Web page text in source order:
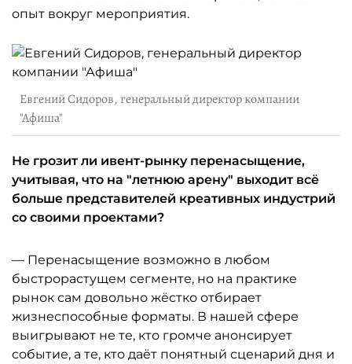
опыт вокруг мероприятия.
Евгений Сидоров, генеральный директор компании
"Афиша"
Не грозит ли ивент-рынку перенасыщение,
учитывая, что на "летнюю арену" выходит всё
больше представителей креативных индустрий
со своими проектами?
— Перенасыщение возможно в любом
быстрорастущем сегменте, но на практике
рынок сам довольно жёстко отбирает
жизнеспособные форматы. В нашей сфере
выигрывают не те, кто громче анонсирует
событие, а те, кто даёт понятный сценарий дня и